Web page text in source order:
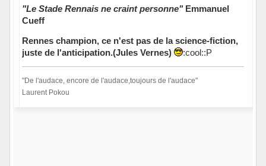
"Le Stade Rennais ne craint personne"Emmanuel
Cueff
Rennes champion, ce n'est pas de la science-fiction,
juste de l'anticipation.(Jules Vernes)
:cool::P
"De l'audace, encore de l'audace,toujours de l'audace"
Laurent Pokou